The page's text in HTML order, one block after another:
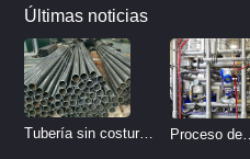
Últimas noticias
Tubería sin costura
Proceso de